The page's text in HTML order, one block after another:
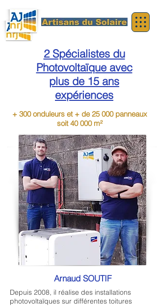
2 Spécialistes du
Photovoltaïque avec
plus de 15 ans
expériences
+ 300 onduleurs et + de 25 000 panneaux
soit 40 000 m²
Arnaud SOUTIF
Depuis 2008, il réalise des installations
photovoltaïques sur différentes toitures